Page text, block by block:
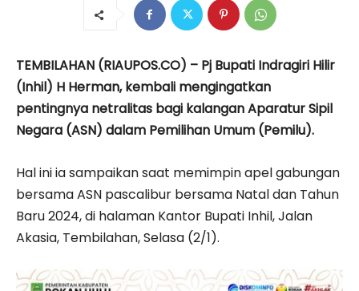
TEMBILAHAN (RIAUPOS.CO) – Pj Bupati Indragiri Hilir
(Inhil) H Herman, kembali mengingatkan
pentingnya netralitas bagi kalangan Aparatur Sipil
Negara (ASN) dalam Pemilihan Umum (Pemilu).
Hal ini ia sampaikan saat memimpin apel gabungan
bersama ASN pascalibur bersama Natal dan Tahun
Baru 2024, di halaman Kantor Bupati Inhil, Jalan
Akasia, Tembilahan, Selasa (2/1).